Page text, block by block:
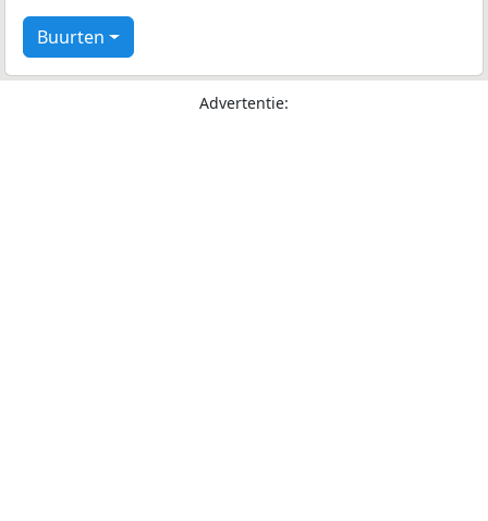
Buurten
Advertentie: